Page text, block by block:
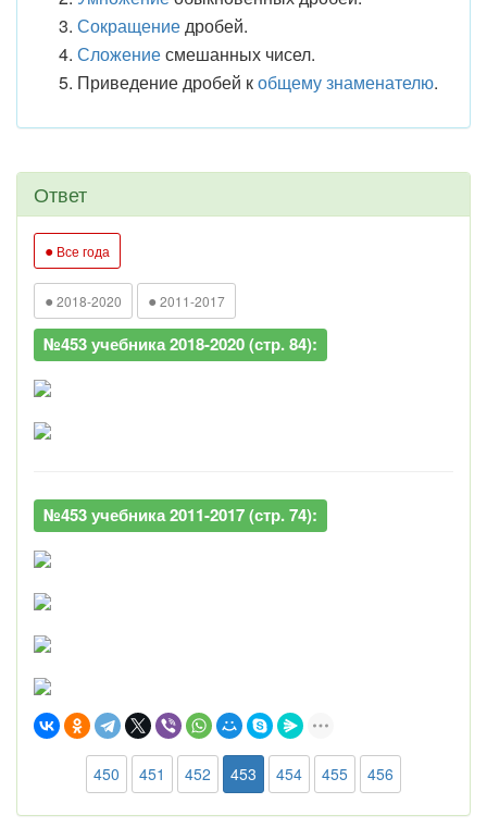
Сокращениедробей.
Сложениесмешанных чисел.
Приведение дробей кобщему знаменателю.
Ответ
● Все года
● 2018-2020 ● 2011-2017
№453 учебника 2018-2020 (стр. 84):
№453 учебника 2011-2017 (стр. 74):
450 451 452 453 454 455 456